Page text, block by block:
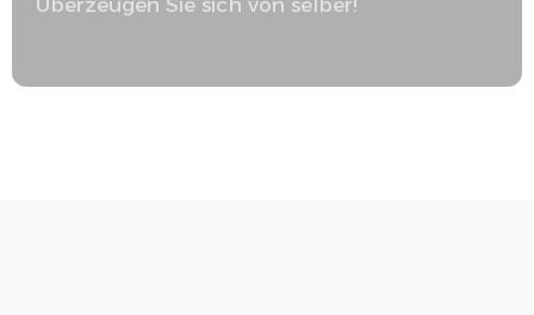
Überzeugen Sie sich von selber!